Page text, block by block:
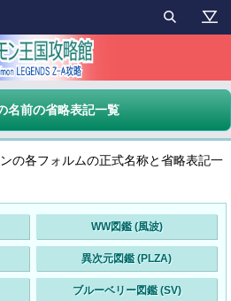
名前の省略表記一覧
の各フォルムの正式名称と省略表記一
WW図鑑 (風波)
異次元図鑑 (PLZA)
ブルーベリー図鑑 (SV)